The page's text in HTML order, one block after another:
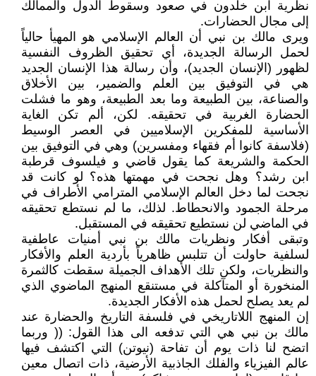
نظرية ابن خلدون في صعود وسقوط الدول والممالك
إلى مجال الحضارات.
ويرى مالك بن نبي أن العالم الإسلامي هو المهيأ حالياً
لحمل الرسالة الجديدة، أي تحقيق الظروف النفسية
لظهور (الإنسان الجديد)، وأن رسالة هذا الإنسان الجديد
هي في التوفيق بين العلم والضمير، بين الأخلاق
والصناعة، بين الطبيعة وما بعد الطبيعة، وهو ما فشلت
الحضارة الغربية في تحقيقه. لكن، ألم تكن الغاية
الأساسية للمفكرين الإسلاميين في العصر الوسيط
(فلاسفة كانوا أم فقهاء ومفسرين) وهي في التوفيق بين
الحكمة والشريعة كما يقول قاضي و فيلسوف قرطبة
ابن رشد؟ وهل نجحت في مهمتها هذه؟ لو كانت قد
نجحت لما دخل العالم الإسلامي المترامي الأطراف في
مرحلة الجمود والانحطاط. لذلك، ما لم نستطع تحقيقه
في الماضي لن نستطيع تحقيقه في المستقبل.
وتبقى أفكار ونظريات مالك بن نبي أمنيات عاطفية
لسلفية حاولت أن تتلبس ظاهرياً بأردية العلم والأفكار
والنظريات، ولكن تلك الأهداف الجميلة سقطت كالثمرة
المنخورة أو المتآكلة في مستنقع المنهج الماضوي الذي
لم يعد يصلح لحمل هذه الأفكار الجديدة.
إن المنهج اللاتاريخي في فلسفة التاريخ والحضارة عند
مالك بن نبي هي التي تدفعه الى هذا القول: (( وربما
اتضح لنا ذات يوم أن تفاحة (نيوتن) التي اكتشف فيها
عالم الفيزياء والفلك الجاذبية الأرضية، ذات اتصال معين